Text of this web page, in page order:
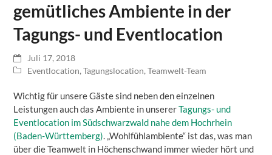
gemütliches Ambiente in der
Tagungs- und Eventlocation
Juli 17, 2018
Eventlocation,Tagungslocation,Teamwelt-Team
Wichtig für unsere Gäste sind neben den einzelnen
Leistungen auch das Ambiente in unsererTagungs- und
Eventlocation im Südschwarzwald nahe dem Hochrhein
(Baden-Württemberg). „Wohlfühlambiente“ ist das, was man
über die Teamwelt in Höchenschwand immer wieder hört und